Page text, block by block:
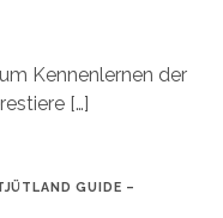
Kennenlernen der
[…]
GUIDE –